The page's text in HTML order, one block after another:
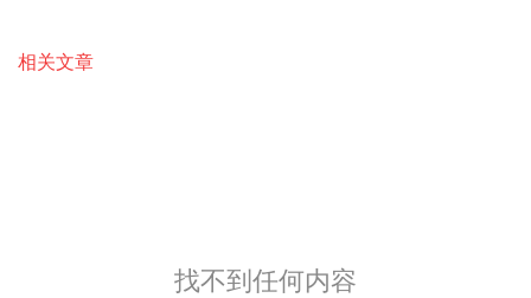
相关文章
找不到任何内容